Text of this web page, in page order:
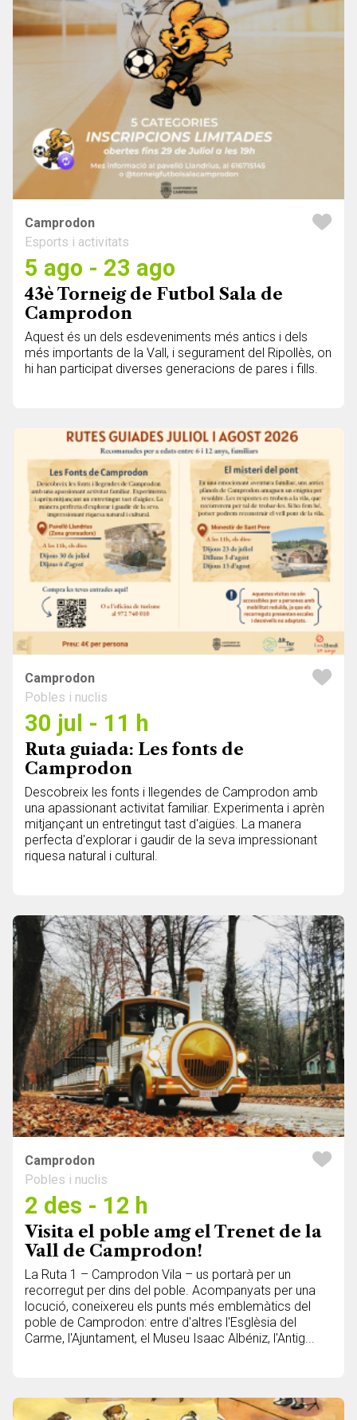
Camprodon
Esports i activitats
5 ago - 23 ago
43è Torneig de Futbol Sala de
Camprodon
Aquest és un dels esdeveniments més antics i dels
més importants de la Vall, i segurament del Ripollès, on
hi han participat diverses generacions de pares i fills.
Camprodon
Pobles i nuclis
30 jul - 11 h
Ruta guiada: Les fonts de
Camprodon
Descobreix les fonts i llegendes de Camprodon amb
una apassionant activitat familiar. Experimenta i aprèn
mitjançant un entretingut tast d'aigües. La manera
perfecta d'explorar i gaudir de la seva impressionant
riquesa natural i cultural.
Camprodon
Pobles i nuclis
2 des - 12 h
Visita el poble amg el Trenet de la
Vall de Camprodon!
La Ruta 1 – Camprodon Vila – us portarà per un
recorregut per dins del poble. Acompanyats per una
locució, coneixereu els punts més emblemàtics del
poble de Camprodon: entre d'altres l'Esglèsia del
Carme, l'Ajuntament, el Museu Isaac Albéniz, l'Antig...